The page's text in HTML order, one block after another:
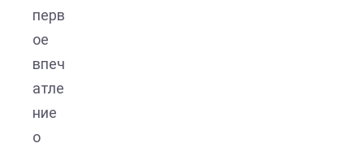
перв
ое
впеч
атле
ние
о